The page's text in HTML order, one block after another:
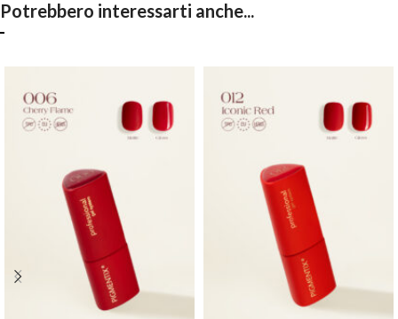
Potrebbero interessarti anche...